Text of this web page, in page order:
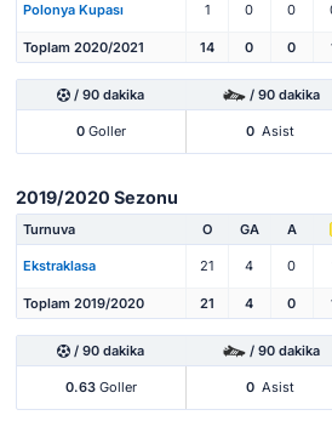
Polonya Kupası 1 0 0
Toplam 2020/2021 14 0 0
/ 90 dakika / 90 dakika
0Goller 0 Asist
2019/2020 Sezonu
Turnuva O GA A
Ekstraklasa 21 4 0
Toplam 2019/2020 21 4 0
/ 90 dakika / 90 dakika
0.63Goller 0 Asist